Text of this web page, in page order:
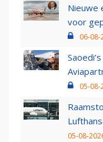
Nieuwe
voor
06-08-
05-08-
05-08-